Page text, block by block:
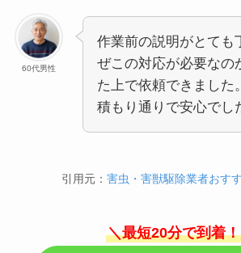
60代男性
作業前の説明がとても
ぜこの対応が必要なの
た上で依頼できました
積もり通りで安心でし
引用元：害虫・害獣駆除業者おす
＼最短20分で到着